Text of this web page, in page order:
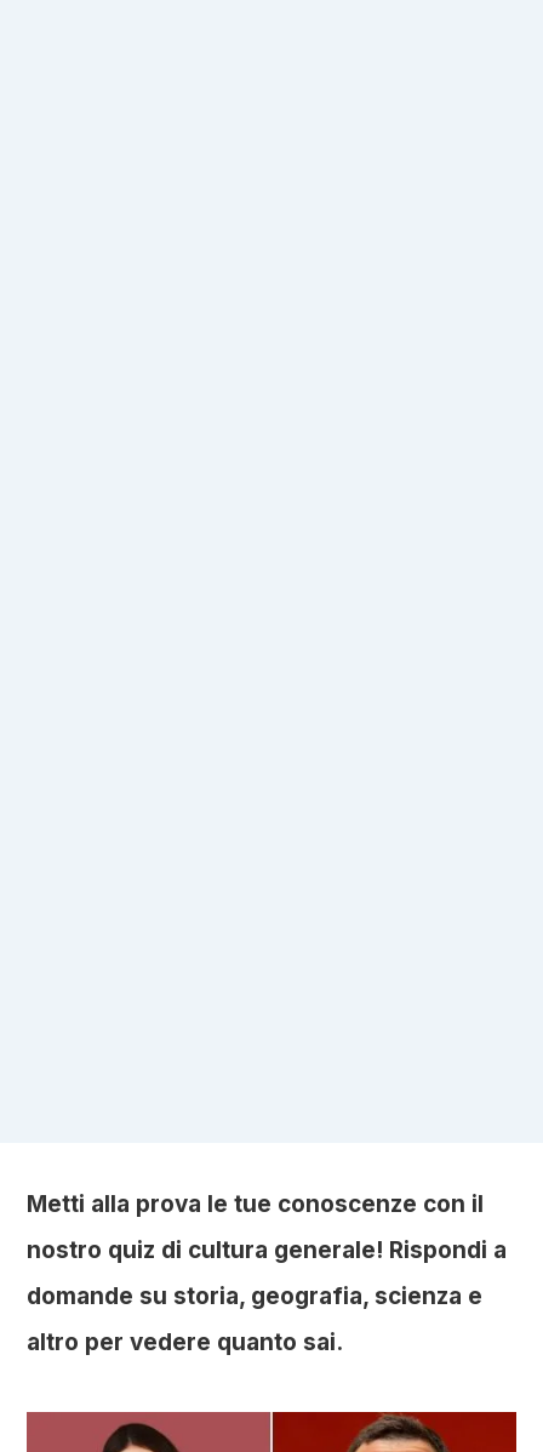
Metti alla prova le tue conoscenze con il
nostro quiz di cultura generale! Rispondi a
domande su storia, geografia, scienza e
altro per vedere quanto sai.